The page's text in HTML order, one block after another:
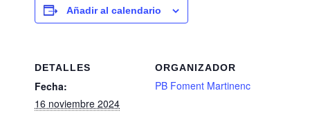
Añadir al calendario
DETALLES
Fecha:
16 noviembre 2024
ORGANIZADOR
PB Foment Martinenc